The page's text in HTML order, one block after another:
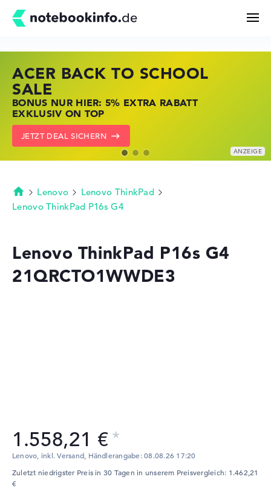
Kaufberatung
Technik & Wissen
Merkzettel
ACER BACK TO SCHOOL
SALE
BONUS NUR HIER: 5% EXTRA RABATT
EXKLUSIV ON TOP
JETZT DEAL SICHERN
HP STORE SSV DEALS
JETZT ZUGREIFEN: NOTEBOOKS BEI HP
KRÄFTIG REDUZIERT
ZU DEN HP ANGEBOTEN
LENOVO LAPTOP DEALS
NOTEBOOKS BEI LENOVO JETZT
KRÄFTIG REDUZIERT
LENOVO DEALS ZEIGEN
Startseite
Lenovo
Lenovo ThinkPad
Lenovo ThinkPad P16s G4
Lenovo ThinkPad P16s G4
21QRCTO1WWDE3
1.558,21 €
Lenovo, inkl. Versand, Händlerangabe:08.08.26 17:20
Zuletzt niedrigster Preis in 30 Tagen in unserem Preisvergleich: 1.462,21
€